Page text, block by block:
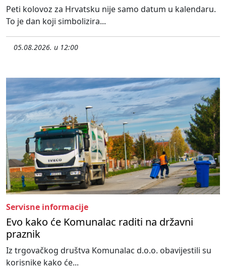
Peti kolovoz za Hrvatsku nije samo datum u kalendaru.
To je dan koji simbolizira...
05.08.2026. u 12:00
Servisne informacije
Evo kako će Komunalac raditi na državni
praznik
Iz trgovačkog društva Komunalac d.o.o. obavijestili su
korisnike kako će...